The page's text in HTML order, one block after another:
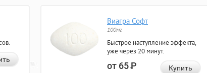
Виагра Софт
100мг
Быстрое наступление эффекта,
уже через 20 минут.
от 65Р Купить